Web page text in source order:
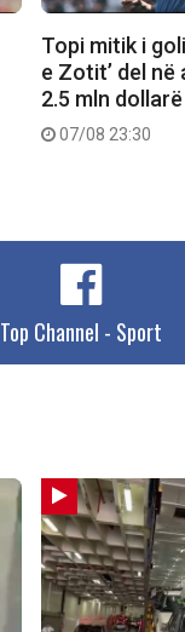
Topi mitik i
e Zotit’ del në
2.5 mln dollarë
07/08 23:30
Top Channel - Sport